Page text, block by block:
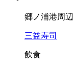
郷ノ浦港周辺
三益寿司
飲食